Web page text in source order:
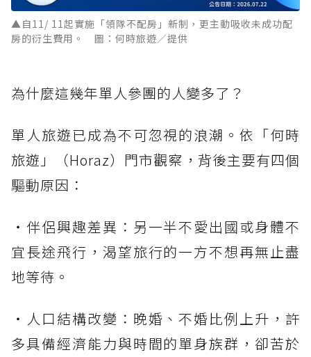
▲自11/ 11起實施「領隊不配房」新制，更主動吸收未成功配
房的衍生費用。 圖：何時旅遊／提供
為什麼這幾年單人參團的人變多了？
單人旅遊已成為不可忽視的浪潮。依「何時
旅遊」（Horaz）門市觀察，背後主要有四個
驅動原因：
・伴侶興趣差異：另一半不愛出國或身體不
宜長途飛行，渴望旅行的一方不想再無止盡
地等待。
・人口結構改變：晚婚、不婚比例上升，許
多具備經濟能力與時間的單身族群，卻苦於